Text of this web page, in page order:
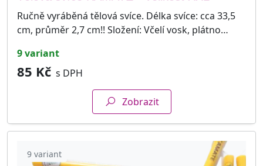
Ručně vyráběná tělová svíce. Délka svíce: cca 33,5
cm, průměr 2,7 cm!! Složení: Včelí vosk, plátno…
9 variant
85 Kč s DPH
Zobrazit
9 variant